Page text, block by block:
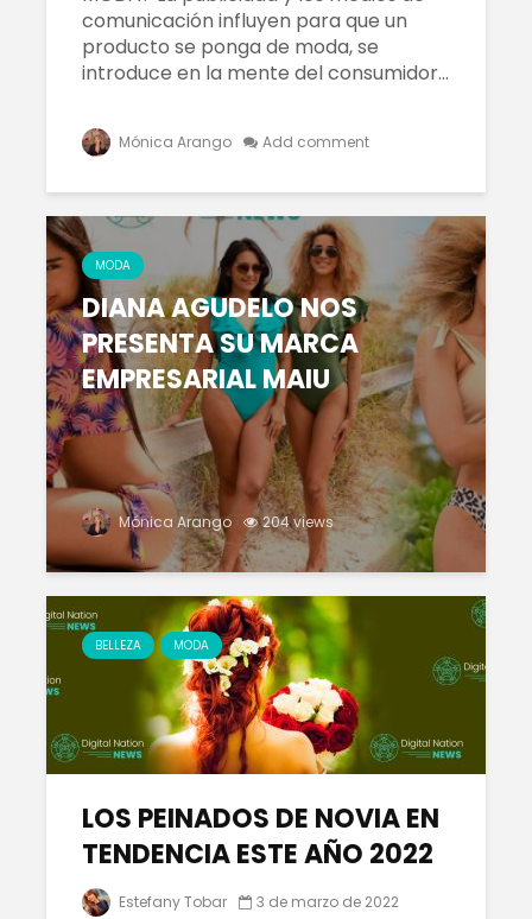
comunicación influyen para que un
producto se ponga de moda, se
introduce en la mente del consumidor...
Mónica Arango Add comment
MODA
DIANA AGUDELO NOS
PRESENTA SU MARCA
EMPRESARIAL MAIU
Mónica Arango 204 views
BELLEZA MODA
LOS PEINADOS DE NOVIA EN
TENDENCIA ESTE AÑO 2022
Estefany Tobar 3 de marzo de 2022
El Bitcoin cae a
los 17.000
dólares
De Cabello Vs.
¿QUÉ ES
ECONOMÍA
COLABORATIVA?
Matriz
WEFU
Alianza